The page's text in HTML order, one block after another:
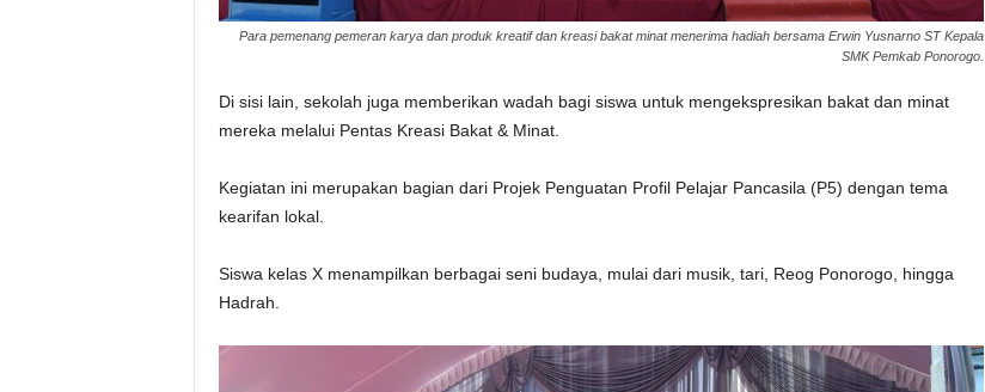
Para pemenang pemeran karya dan produk kreatif dan kreasi bakat minat menerima hadiah bersama Erwin Yusnarno ST Kepala
SMK Pemkab Ponorogo.
Di sisi lain, sekolah juga memberikan wadah bagi siswa untuk mengekspresikan bakat dan minat
mereka melalui Pentas Kreasi Bakat & Minat.
Kegiatan ini merupakan bagian dari Projek Penguatan Profil Pelajar Pancasila (P5) dengan tema
kearifan lokal.
Siswa kelas X menampilkan berbagai seni budaya, mulai dari musik, tari, Reog Ponorogo, hingga
Hadrah.